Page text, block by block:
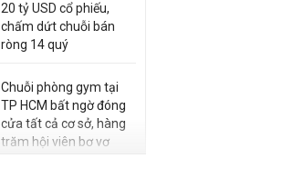
20 tỷ USD cổ phiếu,
chấm dứt chuỗi bán
ròng 14 quý
Chuỗi phòng gym tại
TP HCM bất ngờ đóng
cửa tất cả cơ sở, hàng
trăm hội viên bơ vơ